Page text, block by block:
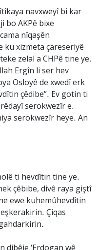
navxweyî bi kar
bo AKPê bixe
nîqaşên
ku xizmeta çareseriyê
zelal a CHPê tine ye.
Ergîn li ser hev
Osloyê de xwedî erk
çêdibe”. Ev gotin ti
serokwezîr e.
serokwezîr heye. An
ti hevdîtin tine ye.
çêbibe, divê raya giştî
ewe kuhemûhevdîtin
Çiqas